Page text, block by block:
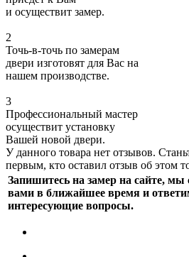
и осуществит замер.
2
Точь-в-точь по замерам
двери изготовят для Вас на
нашем производстве.
3
Профессиональный мастер
осуществит установку
Вашей новой двери.
У данного товара нет отзывов.
первым, кто оставил отзыв об этом
Запишитесь на замер на сайте, мы
вами в ближайшее время и
интересующие вопросы.